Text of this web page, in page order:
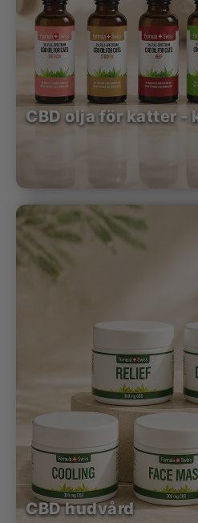
CBD olja för katter
CBD hudvård